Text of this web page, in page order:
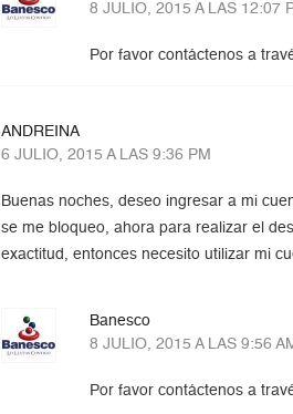
8 JULIO, 2015 A LAS 12:07
Por favor contáctenos a
ANDREINA
6 JULIO, 2015 A LAS 9:36 PM
Buenas noches, deseo ingresar a mi
se me bloqueo, ahora para realizar el
exactitud, entonces necesito utilizar mi
Banesco
8 JULIO, 2015 A LAS 9:56
Por favor contáctenos a